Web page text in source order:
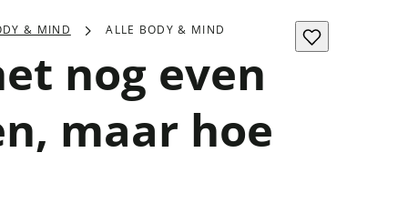
& MIND ALLE BODY & MIND
nog even
maar hoe